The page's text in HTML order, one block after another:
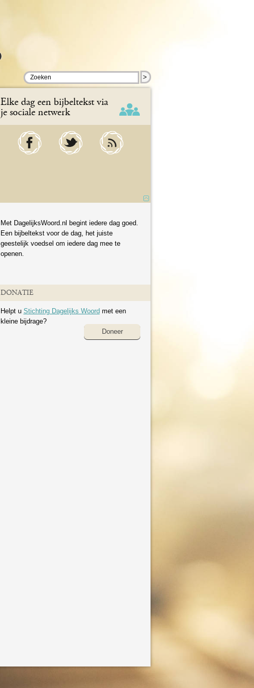
>
Elke dag een bijbeltekst via
je sociale netwerk
Met DagelijksWoord.nl begint iedere dag goed.
Een bijbeltekst voor de dag, het juiste
geestelijk voedsel om iedere dag mee te
openen.
DONATIE
Helpt u Stichting Dagelijks Woord met een
kleine bijdrage?
Doneer